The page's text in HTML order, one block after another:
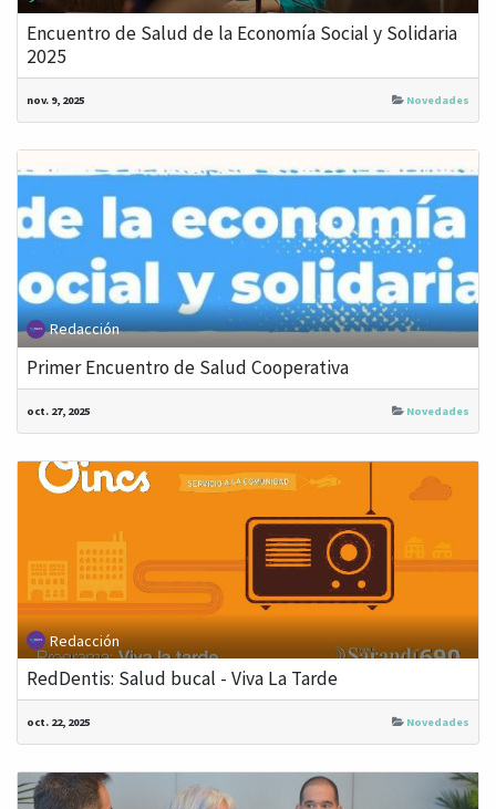
Encuentro de Salud de la Economía Social y Solidaria
2025
nov. 9, 2025 Novedades
Redacción
Primer Encuentro de Salud Cooperativa
oct. 27, 2025 Novedades
Redacción
RedDentis: Salud bucal - Viva La Tarde
oct. 22, 2025 Novedades